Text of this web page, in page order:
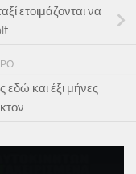
ετοιμάζονται να
και έξι μήνες